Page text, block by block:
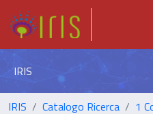
IRIS
IRIS Catalogo Ricerca
1